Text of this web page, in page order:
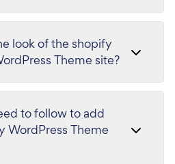
look of the shopify
Theme site?
to follow to add
WordPress Theme